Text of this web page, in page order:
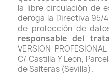
la libre circulación de
deroga la Directiva 95/
de protección de
responsable del
VERSION
C/ Castilla Y Leon,
de Salteras (Sevilla).